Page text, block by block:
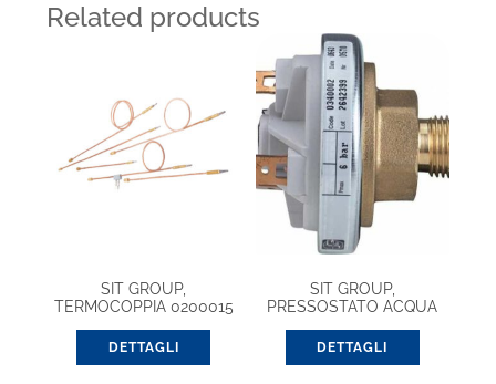
Related products
SIT GROUP,
TERMOCOPPIA 0200015
DETTAGLI
SIT GROUP,
PRESSOSTATO ACQUA
DETTAGLI